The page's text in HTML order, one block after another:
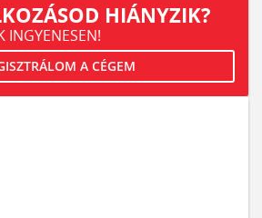
HIÁNYZIK?
INGYENESEN!
A CÉGEM